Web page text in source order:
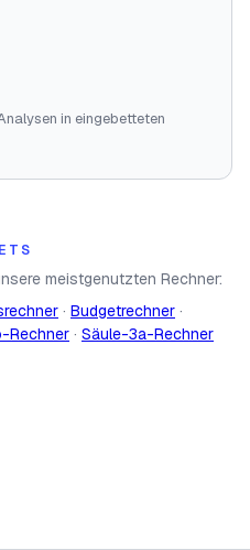
in eingebetteten
meistgenutzten Rechner:
· Budgetrechner ·
Rechner · Säule-3a-Rechner